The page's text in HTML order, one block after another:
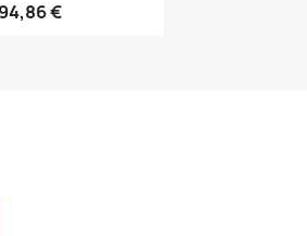
94,86 €